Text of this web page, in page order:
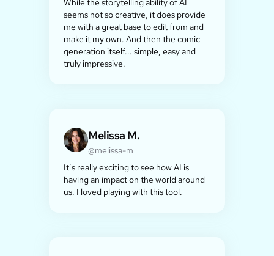
While the storytelling ability of AI
seems not so creative, it does provide
me with a great base to edit from and
make it my own. And then the comic
generation itself... simple, easy and
truly impressive.
Melissa M.
@melissa-m
It’s really exciting to see how AI is
having an impact on the world around
us. I loved playing with this tool.